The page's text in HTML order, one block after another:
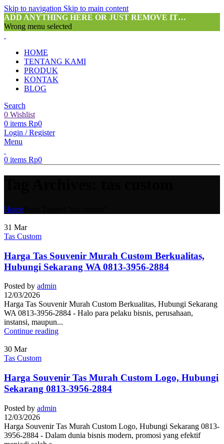
Skip to navigation Skip to main content
ADD ANYTHING HERE OR JUST REMOVE IT…
Wrong menu selected
HOME
TENTANG KAMI
PRODUK
KONTAK
BLOG
Search
0 Wishlist
0 items Rp0
Login / Register
Menu
0 items Rp0
Home
31 Mar
Tas Custom
Harga Tas Souvenir Murah Custom Berkualitas,
Hubungi Sekarang WA 0813-3956-2884
Posted by admin
12/03/2026
Harga Tas Souvenir Murah Custom Berkualitas, Hubungi Sekarang
WA 0813-3956-2884 - Halo para pelaku bisnis, perusahaan,
instansi, maupun...
Continue reading
30 Mar
Tas Custom
Harga Souvenir Tas Murah Custom Logo, Hubungi
Sekarang 0813-3956-2884
Posted by admin
12/03/2026
Harga Souvenir Tas Murah Custom Logo, Hubungi Sekarang 0813-
3956-2884 - Dalam dunia bisnis modern, promosi yang efektif